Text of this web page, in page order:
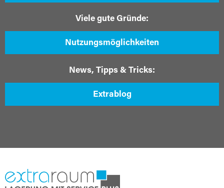
Viele gute Gründe:
Nutzungsmöglichkeiten
News, Tipps & Tricks:
Extrablog